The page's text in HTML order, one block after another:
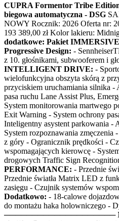
CUPRA Formentor Tribe
biegowa automatyczna - DSG
NOWY Rocznik: 2026 Oferta nr:
193 389,00 zł Kolor lakieru:
dodatkowe: Pakiet
Progressive Design: -
z 10. głośnikami, subwooferem i
INTELLIGENT DRIVE: -
wielofunkcyjna obszyta skórą z
przyciskiem uruchamiania silnika -
pasa ruchu Lane Assist Plus,
System monitorowania martwego
Exit Warning - System ochrony
Inteligentny asystent parkowania
System rozpoznawania zmęczenia
z góry - Ogranicznik prędkości -
wspomagających kierowcę -
drogowych Traffic Sign
PERFORMANCE: - Przednie
Przednie światła Matrix LED z
zasięgu - Czujnik systemów
Dodatkowo: - 18-calowe
do montażu haka holowniczego -
────────────────────